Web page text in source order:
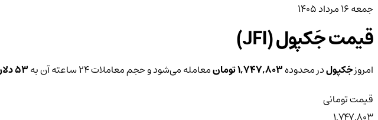
جمعه ۱۶ مرداد ۱۴۰۵
قیمت جَکپول (JFI)
امروزجَکپولدر محدوده1,747,803 تومان معامله می‌شود و حجم معاملات ۲۴ ساعته آن به 53 دلار
قیمت تومانی